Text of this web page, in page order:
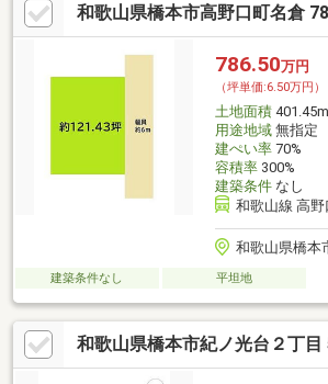
和歌山県橋本市高野口町名倉
786.50万円
（坪単価:6.50万円）
土地面積401.45m
用途地域無指定
建ぺい率70%
容積率300%
建築条件なし
和歌山線 高
和歌山県橋本
建築条件なし 平坦地
和歌山県橋本市紀ノ光台２丁目